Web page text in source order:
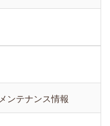
メンテナンス情報